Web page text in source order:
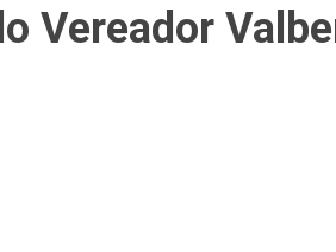
Vereador